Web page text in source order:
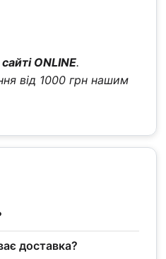
ONLINE.
від 1000 грн нашим
доставка?